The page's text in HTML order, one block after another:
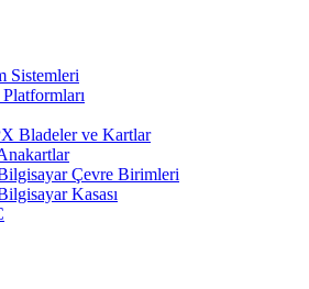
Sistemleri
Bladeler ve Kartlar
Çevre Birimleri
Kasası